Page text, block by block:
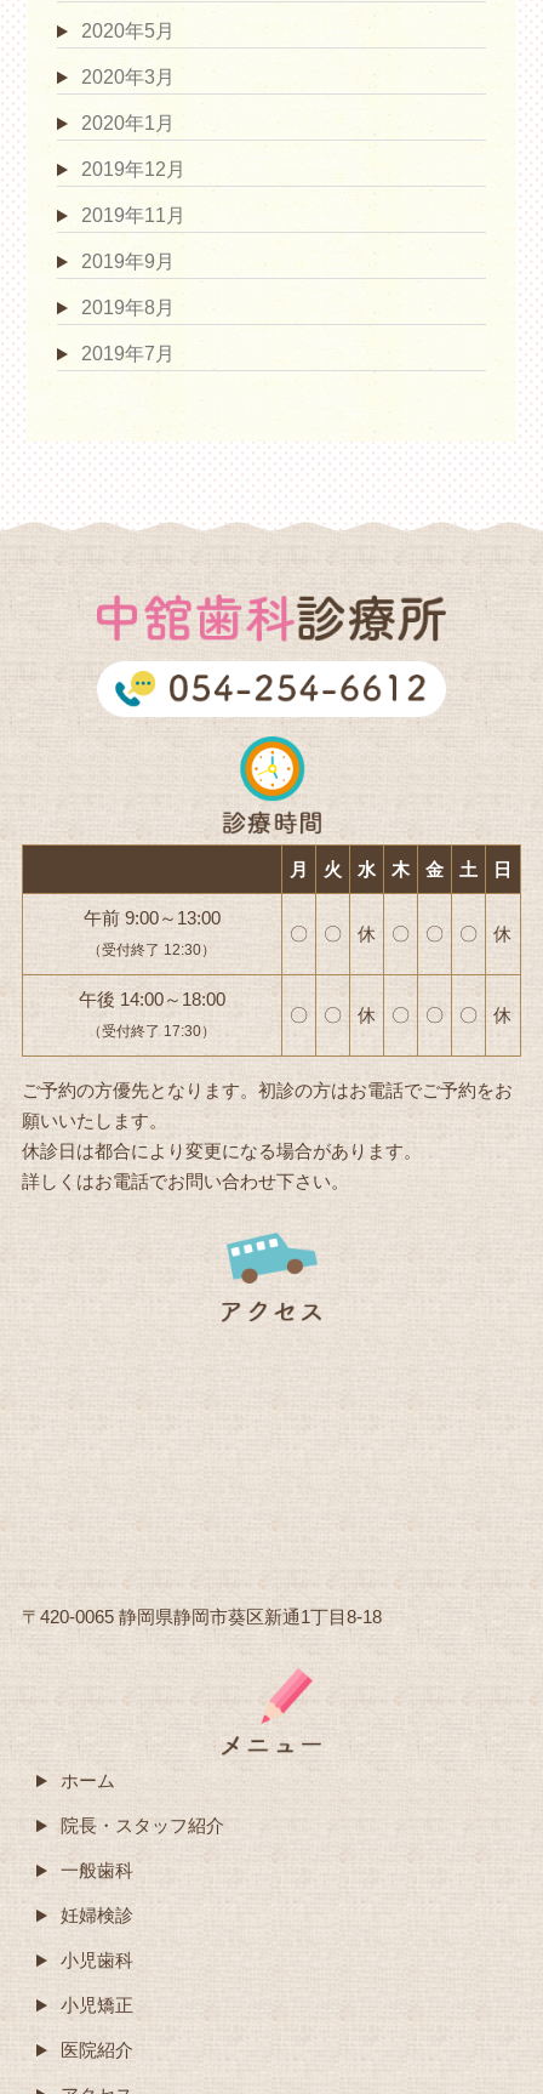
2020年5月
2020年3月
2020年1月
2019年12月
2019年11月
2019年9月
2019年8月
2019年7月
月 火 水 木 金 土 日
午前 9:00～13:00
（受付終了 12:30）
〇 〇 休 〇 〇 〇 休
午後 14:00～18:00
（受付終了 17:30）
〇 〇 休 〇 〇 〇 休
ご予約の方優先となります。初診の方はお電話でご予約をお
願いいたします。
休診日は都合により変更になる場合があります。
詳しくはお電話でお問い合わせ下さい。
〒420-0065 静岡県静岡市葵区新通1丁目8-18
ホーム
院長・スタッフ紹介
一般歯科
妊婦検診
小児歯科
小児矯正
医院紹介